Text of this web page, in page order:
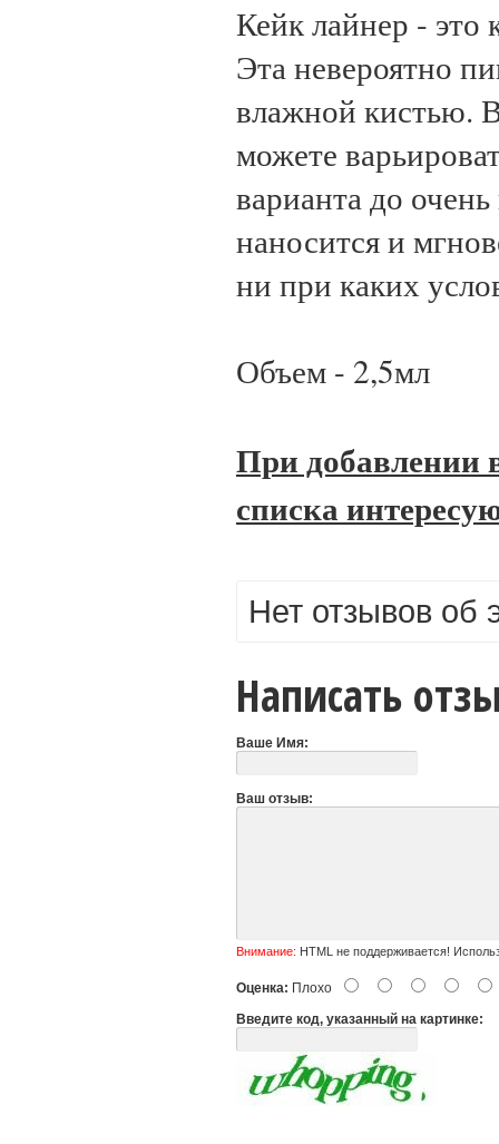
Кейк лайнер - это
Эта невероятно
влажной кистью.
можете
варианта до
наносится и
ни при каких
Объем - 2,5мл
При добавлении
списка
Нет отзывов об
Написать
Ваше Имя:
Ваш отзыв:
Внимание: HTML не поддерживается!
Оценка: Плохо
Введите код, указанный на картинке: